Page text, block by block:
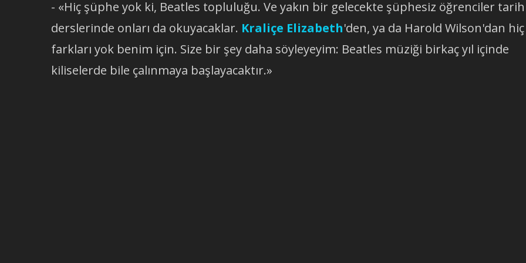
- «Hiç şüphe yok ki, Beatles topluluğu. Ve yakın bir gelecekte şüphesiz öğrenciler tarih
derslerinde onları da okuyacaklar. Kraliçe Elizabeth'den, ya da Harold Wilson'dan
farkları yok benim için. Size bir şey daha söyleyeyim: Beatles müziği birkaç yıl içinde
kiliselerde bile çalınmaya başlayacaktır.»